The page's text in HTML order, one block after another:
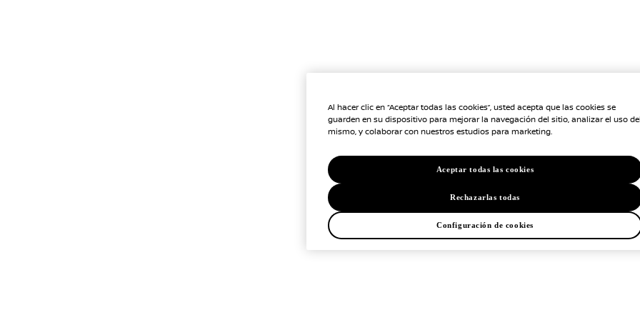
Al hacer clic en “Aceptar todas las cookies”, usted acepta que las cookies se
guarden en su dispositivo para mejorar la navegación del sitio, analizar el uso
mismo, y colaborar con nuestros estudios para marketing.
Rechazarlas todas
Aceptar todas las cookies
Configuración de cookies